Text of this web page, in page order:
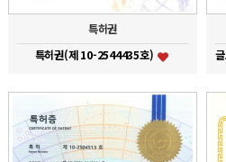
특허권
특허권(제 10-2544435호)